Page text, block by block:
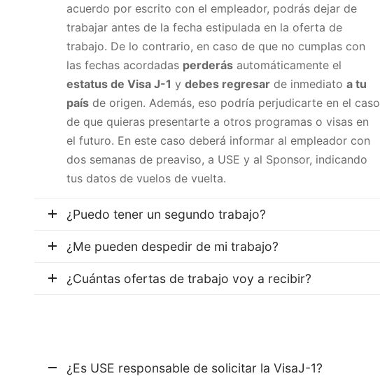
acuerdo por escrito con el empleador, podrás dejar de
trabajar antes de la fecha estipulada en la oferta de
trabajo. De lo contrario, en caso de que no cumplas con
las fechas acordadas perderás automáticamente el
estatus de Visa J-1 y debes regresar de inmediato a tu
país de origen. Además, eso podría perjudicarte en el caso
de que quieras presentarte a otros programas o visas en
el futuro. En este caso deberá informar al empleador con
dos semanas de preaviso, a USE y al Sponsor, indicando
tus datos de vuelos de vuelta.
¿Puedo tener un segundo trabajo?
¿Me pueden despedir de mi trabajo?
¿Cuántas ofertas de trabajo voy a recibir?
¿Es USE responsable de solicitar la VisaJ-1?